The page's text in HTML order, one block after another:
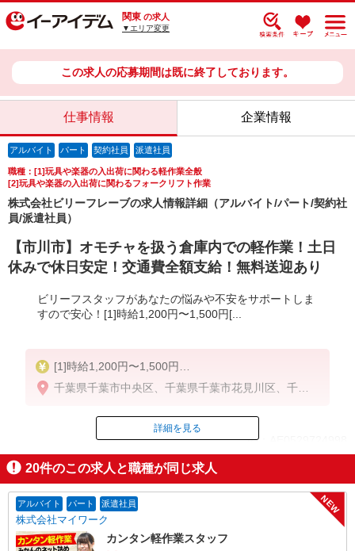
関東 の求人
▼エリア変更
この求人の応募期間は既に終了しております。
仕事情報 企業情報
アルバイト パート 契約社員 派遣社員
職種：[1]玩具や楽器の入出荷に関わる軽作業全般
[2]玩具や楽器の入出荷に関わるフォークリフト作業
株式会社ビリーフレーブの求人情報詳細（アルバイト/パート/契約社
員/派遣社員）
【市川市】オモチャを扱う倉庫内での軽作業！土日
休みで休日安定！交通費全額支給！無料送迎あり
ビリーフスタッフがあなたの悩みや不安をサポートしま
すので安心！[1]時給1,200円〜1,500円[...
[1]時給1,200円〜1,500円
＜日給例＞9,300円（時給1,200円×7.75h）
＜月給例＞204,600円（時給1,200円×7.75h×22日）
＜日給例＞12,400円（時給1,600円×7.75h）
＜月給例＞272,800円（時給1,600円×7.75h×22日）
※経験・能力による
千葉県千葉市中央区、千葉県千葉市花見川区、千葉
千葉県浦安市
ID：AE0529724998
掲載期間終了
詳細を見る
20件のこの求人と職種が同じ求人
アルバイト パート 派遣社員
株式会社マイワーク
NEW
カンタン軽作業スタッフ